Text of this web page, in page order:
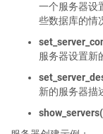
一个服务器设
些数据库的情
服务器设置新
新的服务器描